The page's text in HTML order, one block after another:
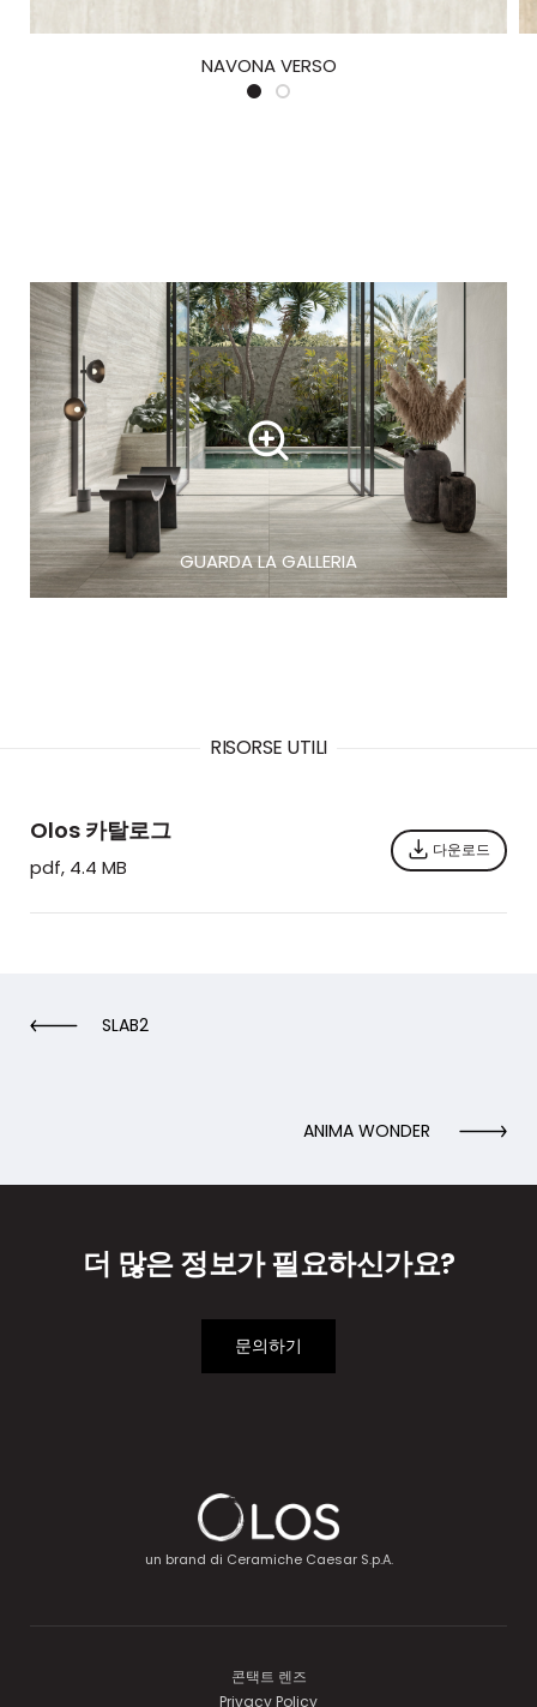
NAVONA VERSO
RISORSE UTILI
Olos 카탈로그
pdf, 4.4 MB
다운로드
SLAB2
ANIMA WONDER
더 많은 정보가 필요하신가요?
문의하기
un brand di Ceramiche Caesar S.p.A.
콘택트 렌즈
Privacy Policy